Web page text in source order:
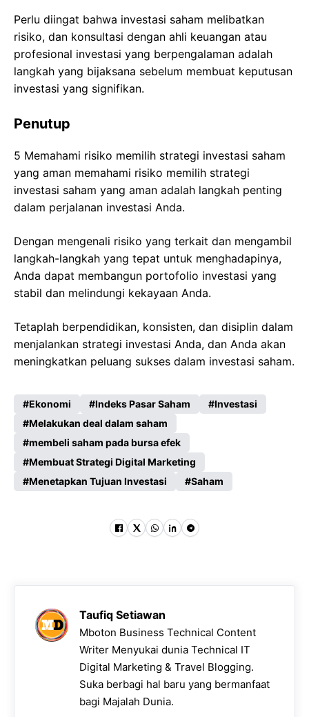
Perlu diingat bahwa investasi saham melibatkan
risiko, dan konsultasi dengan ahli keuangan atau
profesional investasi yang berpengalaman adalah
langkah yang bijaksana sebelum membuat keputusan
investasi yang signifikan.
Penutup
5 Memahami risiko memilih strategi investasi saham
yang aman memahami risiko memilih strategi
investasi saham yang aman adalah langkah penting
dalam perjalanan investasi Anda.
Dengan mengenali risiko yang terkait dan mengambil
langkah-langkah yang tepat untuk menghadapinya,
Anda dapat membangun portofolio investasi yang
stabil dan melindungi kekayaan Anda.
Tetaplah berpendidikan, konsisten, dan disiplin dalam
menjalankan strategi investasi Anda, dan Anda akan
meningkatkan peluang sukses dalam investasi saham.
Ekonomi Indeks Pasar Saham
Investasi
Melakukan deal dalam saham
membeli saham pada bursa efek
Membuat Strategi Digital Marketing
Menetapkan Tujuan Investasi
Saham
Taufiq Setiawan
Mboton Business Technical Content
Writer Menyukai dunia Technical IT
Digital Marketing & Travel Blogging.
Suka berbagi hal baru yang bermanfaat
bagi Majalah Dunia.